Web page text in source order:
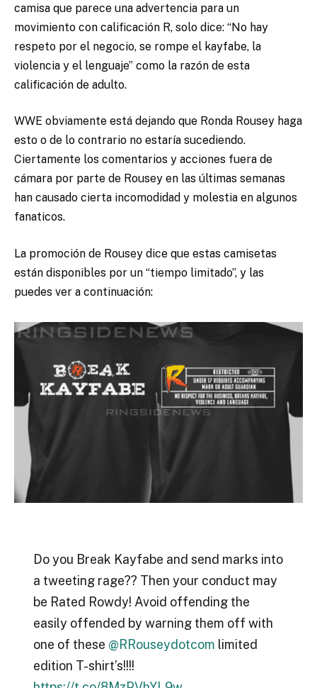
camisa que parece una advertencia para un
movimiento con calificación R, solo dice: “No hay
respeto por el negocio, se rompe el kayfabe, la
violencia y el lenguaje” como la razón de esta
calificación de adulto.
WWE obviamente está dejando que Ronda Rousey haga
esto o de lo contrario no estaría sucediendo.
Ciertamente los comentarios y acciones fuera de
cámara por parte de Rousey en las últimas semanas
han causado cierta incomodidad y molestia en algunos
fanaticos.
La promoción de Rousey dice que estas camisetas
están disponibles por un “tiempo limitado”, y las
puedes ver a continuación:
Do you Break Kayfabe and send marks into
a tweeting rage?? Then your conduct may
be Rated Rowdy! Avoid offending the
easily offended by warning them off with
one of these @RRouseydotcom limited
edition T-shirt’s!!!!